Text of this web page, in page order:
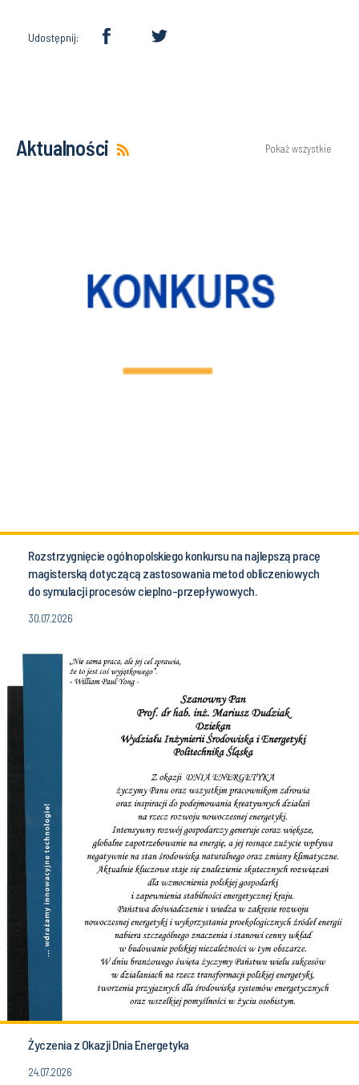
Udostępnij:
Aktualności Pokaż wszystkie
Rozstrzygnięcie ogólnopolskiego konkursu na najlepszą pracę
magisterską dotyczącą zastosowania metod obliczeniowych
do symulacji procesów cieplno-przepływowych.
30.07.2026
Życzenia z Okazji Dnia Energetyka
24.07.2026